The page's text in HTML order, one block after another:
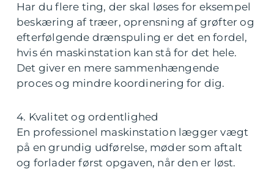
Har du flere ting, der skal løses for eksempel
beskæring af træer, oprensning af grøfter og
efterfølgende drænspuling er det en fordel,
hvis én maskinstation kan stå for det hele.
Det giver en mere sammenhængende
proces og mindre koordinering for dig.
4. Kvalitet og ordentlighed
En professionel maskinstation lægger vægt
på en grundig udførelse, møder som aftalt
og forlader først opgaven, når den er løst.